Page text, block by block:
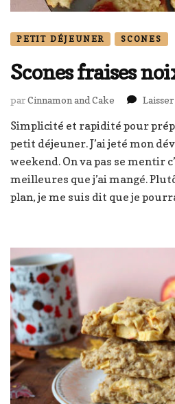
PETIT DÉJEUNER SCONES
Scones fraises
parCinnamon and Cake
Simplicité et rapidité pour
petit déjeuner. J’ai jeté mon
weekend. On va pas se mentir
meilleures que j’ai mangé.
plan, je me suis dit que je